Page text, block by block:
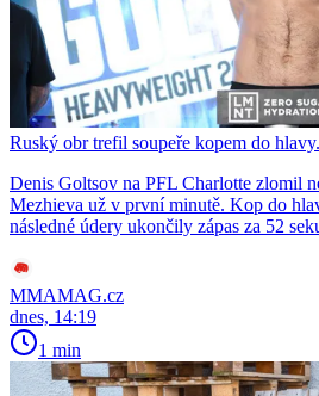
Ruský obr trefil soupeře kopem do
Denis Goltsov na PFL Charlotte zlomil
Mezhieva už v první minutě. Kop do
následné údery ukončily zápas za 52
MMAMAG.cz
dnes, 14:19
1 min